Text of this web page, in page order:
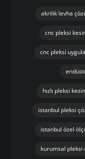
akrilik levha
cnc pleksi
cnc pleksi
hızlı pleksi
istanbul pleksi
istanbul özel
kurumsal pleksi